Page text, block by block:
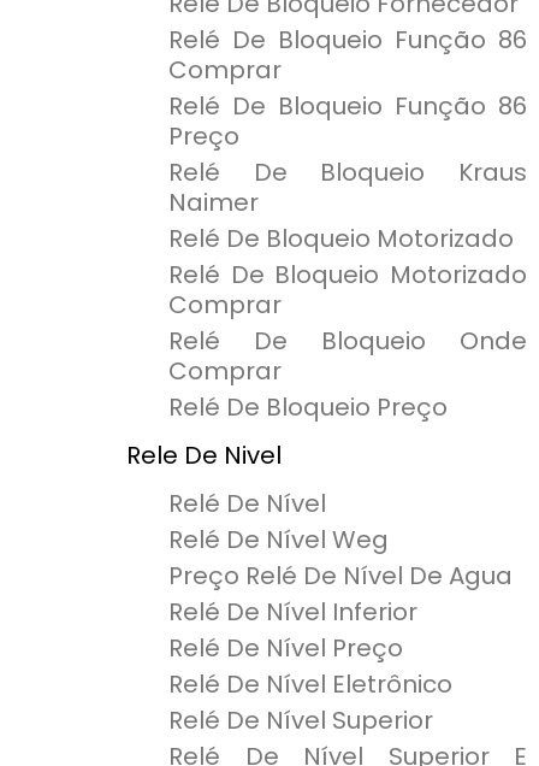
Relé De Bloqueio Função 86
Comprar
Relé De Bloqueio Função 86
Preço
Relé De Bloqueio Kraus
Naimer
Relé De Bloqueio Motorizado
Relé De Bloqueio Motorizado
Comprar
Relé De Bloqueio Onde
Comprar
Relé De Bloqueio Preço
Rele De Nivel
Relé De Nível
Relé De Nível Weg
Preço Relé De Nível De Agua
Relé De Nível Inferior
Relé De Nível Preço
Relé De Nível Eletrônico
Relé De Nível Superior
Relé De Nível Superior E